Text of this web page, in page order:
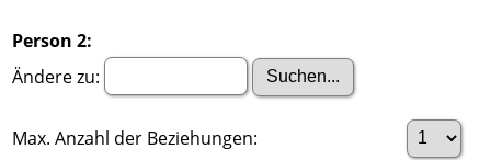
Person 2:
Ändere zu:
Max. Anzahl der Beziehungen: